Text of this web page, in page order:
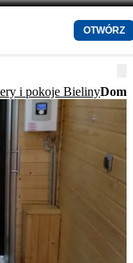
OTWÓRZ
i pokoje Bieliny